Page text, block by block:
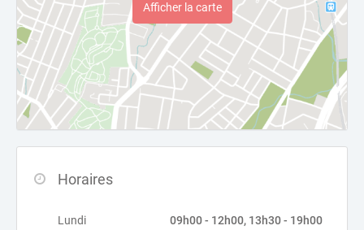
Afficher la carte
Horaires
Lundi 09h00 - 12h00, 13h30 - 19h00